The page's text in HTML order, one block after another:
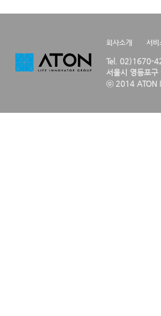
회사소개 서비
Tel. 02)1670-
서울시 영등포
ⓒ 2014 ATON